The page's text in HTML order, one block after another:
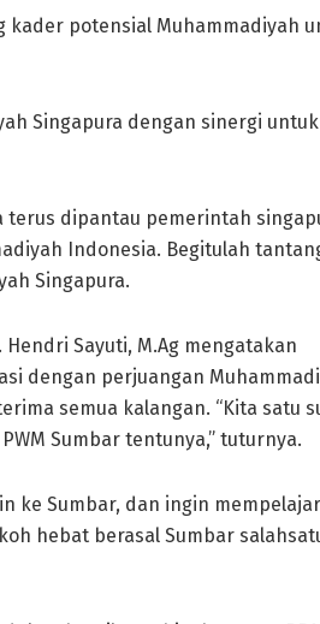
kader potensial Muhammadiyah
Singapura dengan sinergi untuk
terus dipantau pemerintah
Indonesia. Begitulah
Singapura.
Sayuti, M.Ag mengatakan
dengan perjuangan
semua kalangan. “Kita satu
Sumbar tentunya,” tuturnya.
ke Sumbar, dan ingin
hebat berasal Sumbar